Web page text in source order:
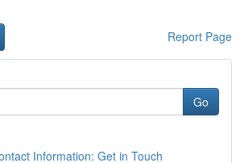
Report Page
Go
Information: Get in Touch